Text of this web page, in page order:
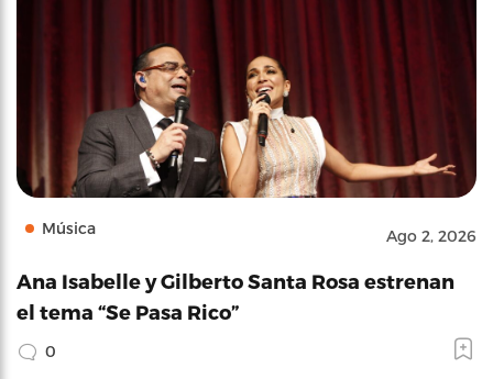
Música Ago 2, 2026
Ana Isabelle y Gilberto Santa Rosa estrenan
el tema “Se Pasa Rico”
0